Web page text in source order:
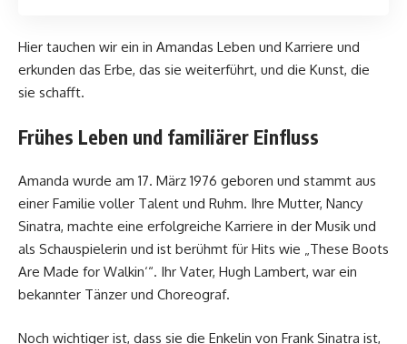
Hier tauchen wir ein in Amandas Leben und Karriere und
erkunden das Erbe, das sie weiterführt, und die Kunst, die
sie schafft.
Frühes Leben und familiärer Einfluss
Amanda wurde am 17. März 1976 geboren und stammt aus
einer Familie voller Talent und Ruhm. Ihre Mutter, Nancy
Sinatra, machte eine erfolgreiche Karriere in der Musik und
als Schauspielerin und ist berühmt für Hits wie „These Boots
Are Made for Walkin‘“. Ihr Vater, Hugh Lambert, war ein
bekannter Tänzer und Choreograf.
Noch wichtiger ist, dass sie die Enkelin von Frank Sinatra ist,